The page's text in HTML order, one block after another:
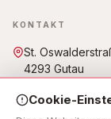
KONTAKT
St.
4293 Gutau
Cookie-